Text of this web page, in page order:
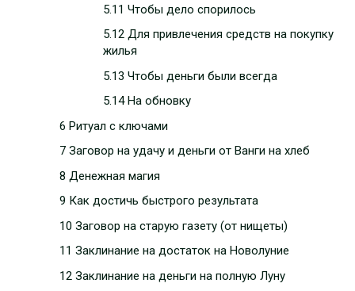
5.11 Чтобы дело спорилось
5.12 Для привлечения средств на покупку
жилья
5.13 Чтобы деньги были всегда
5.14 На обновку
6 Ритуал с ключами
7 Заговор на удачу и деньги от Ванги на хлеб
8 Денежная магия
9 Как достичь быстрого результата
10 Заговор на старую газету (от нищеты)
11 Заклинание на достаток на Новолуние
12 Заклинание на деньги на полную Луну